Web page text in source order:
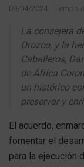
09/04/2024 Tiempo
La consejera
Orozco, y la
Caballeros,
de África
un histórico
preservar y
El acuerdo,
fomentar el
para la ejecución